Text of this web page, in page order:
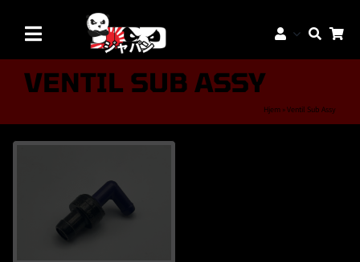
contentToggle
Navigation
Servicedele
K-Truck Dele
VENTIL SUB ASSY
Hjem »Ventil Sub Assy